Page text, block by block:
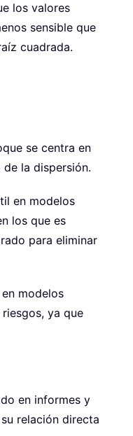
los valores
sensible que
cuadrada.
se centra en
la dispersión.
en modelos
los que es
para eliminar
modelos
ya que
en informes y
relación directa